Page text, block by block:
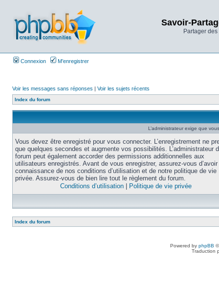
Savoir-
Partager
Connexion M’enregistrer
Voir les messages sans réponses | Voir les sujets récents
Index du forum
L’administrateur exige que
Vous devez être enregistré pour vous connecter. L’enregistrement ne
que quelques secondes et augmente vos possibilités. L’administrateur
forum peut également accorder des permissions additionnelles aux
utilisateurs enregistrés. Avant de vous enregistrer, assurez-vous
connaissance de nos conditions d’utilisation et de notre politique de vie
privée. Assurez-vous de bien lire tout le règlement du forum.
Conditions d’utilisation
Politique de vie privée
Index du forum
Powered by phpBB
Traduction